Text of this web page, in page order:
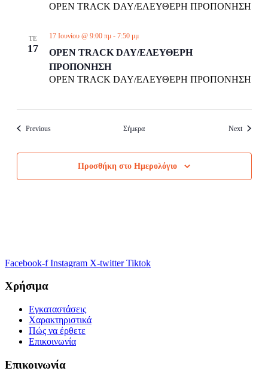
OPEN TRACK DAY/ΕΛΕΥΘΕΡΗ ΠΡΟΠΟΝΗΣΗ
ΤΕ
17
OPEN TRACK DAY/ΕΛΕΥΘΕΡΗ
ΠΡΟΠΟΝΗΣΗ
17 Ιουνίου @ 9:00 πμ- 7:50 μμ
OPEN TRACK DAY/ΕΛΕΥΘΕΡΗ ΠΡΟΠΟΝΗΣΗ
PreviousEvents Σήμερα NextEvents
Προσθήκη στο Ημερολόγιο
Facebook-f Instagram X-twitter Tiktok
Χρήσιμα
Εγκαταστάσεις
Χαρακτηριστικά
Πώς να έρθετε
Επικοινωνία
Επικοινωνία